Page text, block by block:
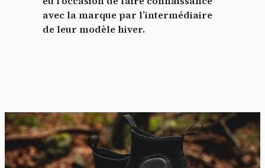
avec la marque par l’intermédiaire
de leur modèle hiver.